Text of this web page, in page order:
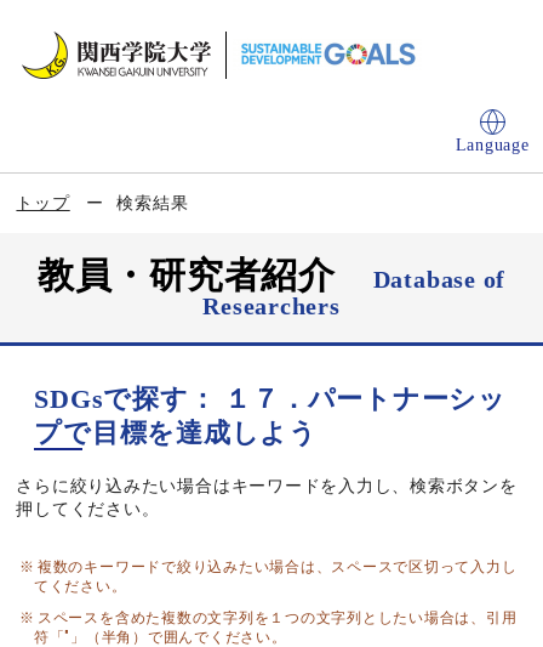
Language
トップ 検索結果
教員・研究者紹介
Database of
Researchers
SDGsで探す： １７．パートナーシッ
プで目標を達成しよう
さらに絞り込みたい場合はキーワードを入力し、検索ボタンを
押してください。
複数のキーワードで絞り込みたい場合は、スペースで区切って入力し
てください。
スペースを含めた複数の文字列を１つの文字列としたい場合は、引用
符「"」（半角）で囲んでください。